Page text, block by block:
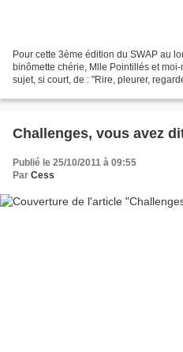
Pour cette 3ème édition du SWAP au
binômette chérie, Mlle Pointillés et
sujet, si court, de : "Rire, pleurer,
Challenges, vous avez
Publié le 25/10/2011 à 09:55
Par Cess